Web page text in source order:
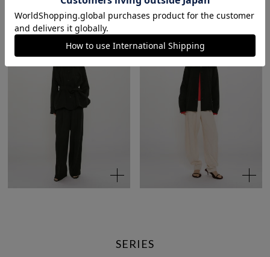
STYLING
SERIES